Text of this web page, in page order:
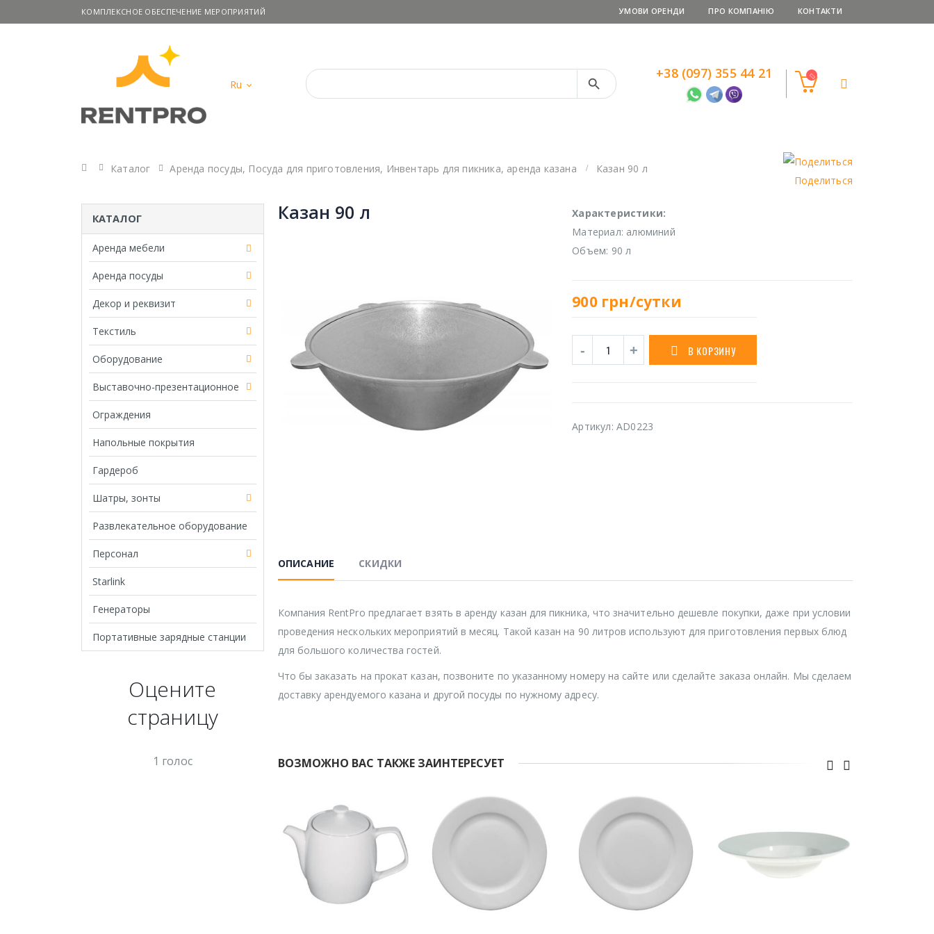
КОМПЛЕКСНОЕ ОБЕСПЕЧЕНИЕ МЕРОПРИЯТИЙ УМОВИ ОРЕНДИ ПРО КОМПАНІЮ КОНТАКТИ
Ru
Search Button +38 (097) 355 44 21
Главная
Каталог Аренда посуды, Посуда для приготовления, Инвентарь для пикника, аренда казана
Казан 90 л
Поделиться
Казан 90 л
Характеристики:
Материал: алюминий
Объем: 90 л
900 грн/сутки
В КОРЗИНУ
Артикул:AD0223
ОПИСАНИЕ СКИДКИ
Компания RentPro предлагает взять в аренду казан для пикника, что значительно дешевле покупки, даже при условии
проведения нескольких мероприятий в месяц. Такой казан на 90 литров используют для приготовления первых блюд
для большого количества гостей.
Что бы заказать на прокат казан, позвоните по указанному номеру на сайте или сделайте заказа онлайн. Мы сделаем
доставку арендуемого казана и другой посуды по нужному адресу.
ВОЗМОЖНО ВАС ТАКЖЕ ЗАИНТЕРЕСУЕТ
КАТАЛОГ
Аренда мебели
Аренда посуды
Декор и реквизит
Текстиль
Оборудование
Выставочно-презентационное
Ограждения
Напольные покрытия
Гардероб
Шатры, зонты
Развлекательное оборудование
Персонал
Starlink
Генераторы
Портативные зарядные станции
Оцените
страницу
1 голос